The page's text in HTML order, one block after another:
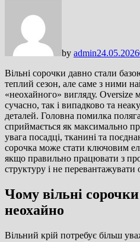
by admin24.05.2026
Вільні сорочки давно стали
теплий сезон, але саме з ними
«неохайного» вигляду. Oversize
сучасно, так і випадково та
деталей. Головна помилка
сприймається як максимально
увага посадці, тканині та
сорочка може стати ключовим
якщо правильно працювати з
структуру і не
Чому вільні
неохайно
Вільний крій потребує більш